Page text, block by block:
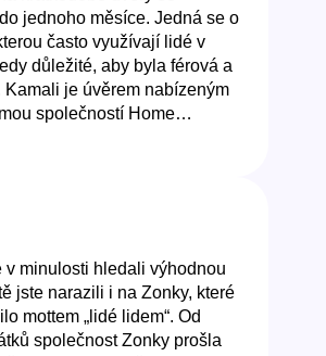
jednoho měsíce. Jedná se o
často využívají lidé v
důležité, aby byla férová a
Kamali je úvěrem nabízeným
společností Home…
v minulosti hledali výhodnou
jste narazili i na Zonky, které
mottem „lidé lidem“. Od
společnost Zonky prošla